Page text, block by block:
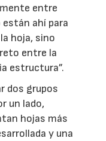
entre
están ahí para
hoja, sino
entre la
estructura”.
dos grupos
un lado,
hojas más
y una